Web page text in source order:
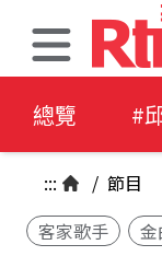
總覽 #
::: / 節目
客家歌手
金